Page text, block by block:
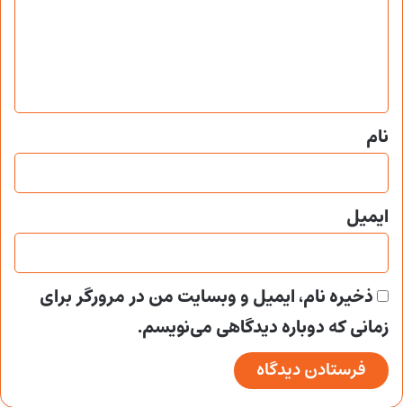
*
نام
ایمیل
ذخیره نام، ایمیل و وبسایت من در مرورگر برای
زمانی که دوباره دیدگاهی می‌نویسم.